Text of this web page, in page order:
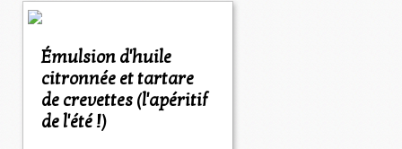
Émulsion d'huile
citronnée et tartare
de crevettes (l'apéritif
de l'été !)